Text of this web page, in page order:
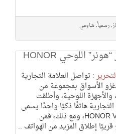
, رسمياً, شاومي
تسريبات جديدة عن جهاز “هونر” اللوحي HONOR
:تواصل العلامة التجارية
الأسواق بمجموعة من
والأجهزة اللوحية، وأطلقت
التجارية هاتفًا ذكيًا واحدًا يسمى
HONOR V40 5G، ومع ذلك، فمن
قريبًا إطلاق المزيد من الهواتف ..